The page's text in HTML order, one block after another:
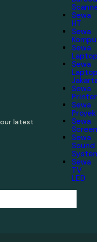
Sewa
HT
Sewa
Sewa
Sewa
Sewa
Printer
Sewa
Sewa
Sewa
Sound
Sewa
TV
LED
latest